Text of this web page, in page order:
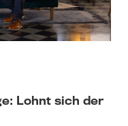
Lohnt sich der